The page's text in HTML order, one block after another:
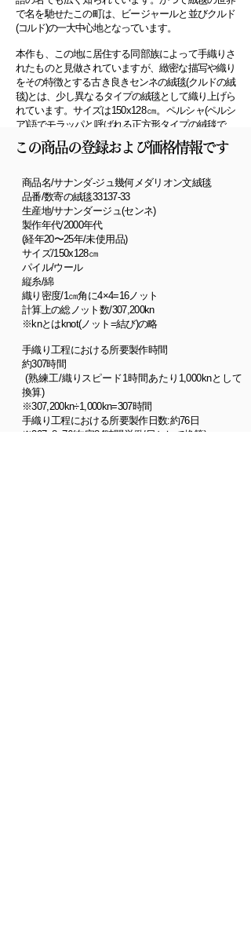
で名を馳せたこの町は、ビージャールと並びクルド
(コルド)の一大中心地となっています。
本作も、この地に居住する同部族によって手織りさ
れたものと見做されていますが、緻密な描写や織り
をその特徴とする古き良きセンネの絨毯(クルドの絨
毯)とは、少し異なるタイプの絨毯として織り上げら
れています。 サイズは150x128㎝。ペルシャ(ペルシ
ア)語でモラッパと呼ばれる正方形タイプの絨毯で、
織り密度は/1㎝角に4×4=16ノット。
ると30ラジ相当で、中位レベル絨毯に位置付けら
れます。
文様構成にヘーティー柄や反復ボテ文などの意匠が
用いられているところに…
け継がれてきた
織りの伝統を見ることができます。
ヒ柄と似通った素朴な味わいのする絨毯です
サナンダージュ (センネ) について
この商品の登録および価格情報です
商品名/サナンダ-ジュ幾何メダリオン文絨毯
品番/数寄の絨毯33137-33
生産地/サナンダージュ(センネ)
製作年代/2000年代
(経年20〜25年/未使用品)
サイズ/150x128㎝
パイル/ウール
縦糸/綿
織り密度/1㎝角に4×4=16ノット
計算上の総ノット数/307,200kn
※knとはknot(ノット=結び)の略
手織り工程における所要製作時間
約307時間
(熟練工/織りスピード1時間あたり1,000knとして
換算)
※307,200kn÷1,000kn=307時間
手織り工程における所要製作日数:約76日
※307÷8=76(在宅84時間労働/日として換算)